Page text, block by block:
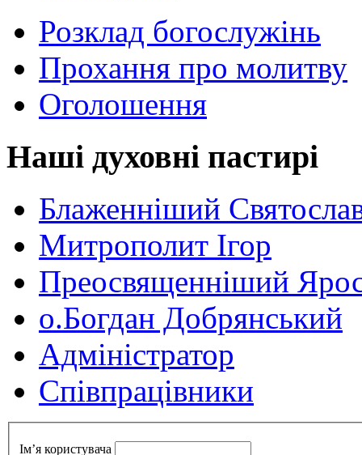
Розклад богослужінь
Прохання про молитву
Оголошення
Наші духовні пастирі
Блаженніший
Митрополит Ігор
Преосвященніший
о.Богдан Добрянський
Адміністратор
Cпівпрацівники
Ім’я користувача